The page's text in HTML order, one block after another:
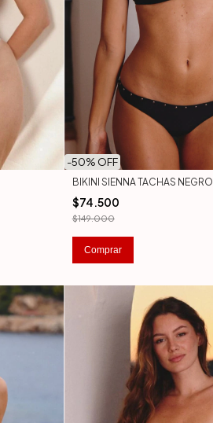
-50% OFF
BIKINI SIENNA TACHAS NEGRO
$74.500
$149.000
Comprar